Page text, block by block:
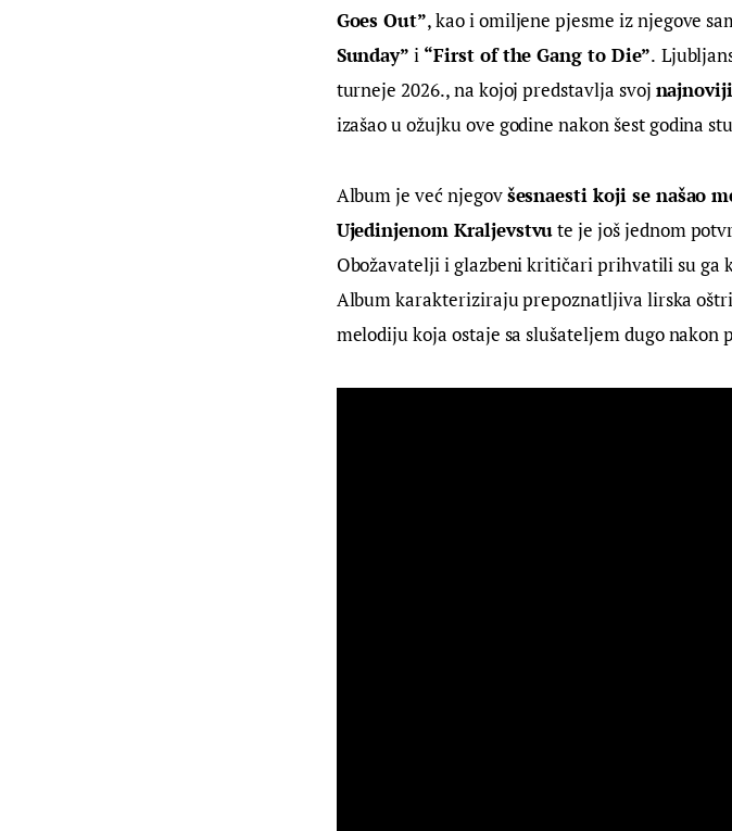
Goes Out”, kao i omiljene pjesme iz njegove
Sunday” i “First of the Gang to Die”.
turneje 2026., na kojoj predstavlja svoj
izašao u ožujku ove godine nakon šest godina
Album je već njegov šesnaesti koji se našao
Ujedinjenom Kraljevstvu te je još jednom
Obožavatelji i glazbeni kritičari prihvatili su ga
Album karakteriziraju prepoznatljiva lirska
melodiju koja ostaje sa slušateljem dugo nakon